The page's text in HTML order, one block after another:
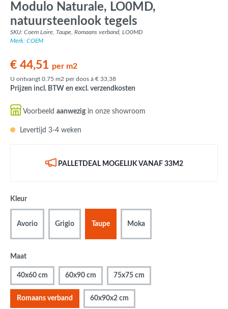
Modulo Naturale, LO0MD,
natuursteenlook tegels
SKU: Coem Loire, Taupe, Romaans verband, LO0MD
Merk: COEM
€ 44,51 per m2
U ontvangt 0.75 m2 per doos á € 33,38
Prijzen incl. BTW en excl. verzendkosten
Voorbeeld aanwezigin onze showroom
Levertijd 3-4 weken
PALLETDEAL MOGELIJK VANAF 33M2
Kleur
Avorio Grigio Taupe Moka
Maat
40x60 cm 60x90 cm 75x75 cm
Romaans verband 60x90x2 cm